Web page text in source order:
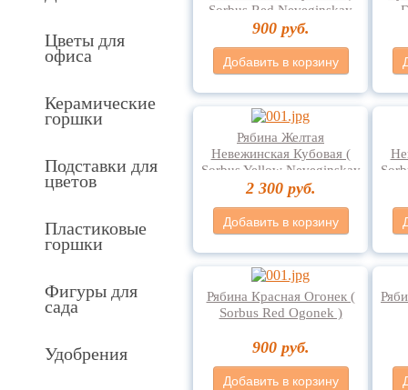
Цветы для
офиса
Керамические
горшки
Подставки для
цветов
Пластиковые
горшки
Фигуры для
сада
Удобрения
Sorbus Red Neveginskay
Kubovay )
900 руб.
Добавить в корзину
Рябина Желтая
Невежинская Кубовая (
Sorbus Yellow Neveginskay
Kubovay )
2 300 руб.
Добавить в корзину
Рябина Красная Огонек (
Sorbus Red Ogonek )
900 руб.
Добавить в корзину